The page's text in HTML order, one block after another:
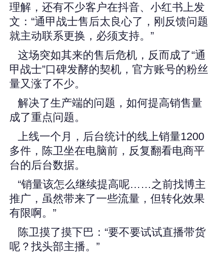
理解，还有不少客户在抖音、小红书上发
文：“通甲战士售后太良心了，刚反馈问题
就主动联系更换，必须支持。”
这场突如其来的售后危机，反而成了“通
甲战士”口碑发酵的契机，官方账号的粉丝
量又涨了不少。
解决了生产端的问题，如何提高销售量
成了重点问题。
上线一个月，后台统计的线上销量1200
多件，陈卫坐在电脑前，反复翻看电商平
台的后台数据。
“销量该怎么继续提高呢……之前找博主
推广，虽然带来了一些流量，但转化效果
有限啊。”
陈卫摸了摸下巴：“要不要试试直播带货
呢？找头部主播。”